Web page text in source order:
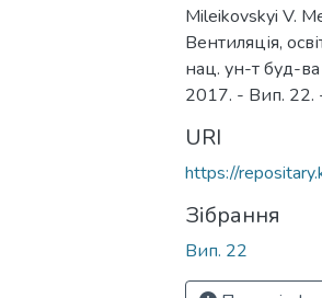
Mileikovskyi V.
Вентиляція,
нац. ун-т буд-
2017. - Вип. 22.
URI
https://
Зібрання
Вип. 22